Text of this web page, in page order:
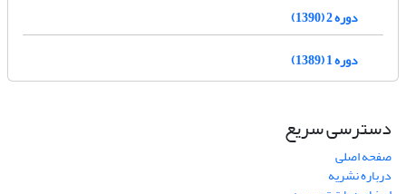
دوره 2 (1390)
دوره 1 (1389)
دسترسی سریع
صفحه اصلی
درباره نشریه